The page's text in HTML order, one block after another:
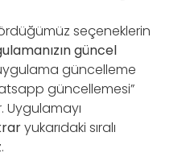
seçeneklerin
güncel
güncelleme
güncellemesi”
yukarıdaki sıralı